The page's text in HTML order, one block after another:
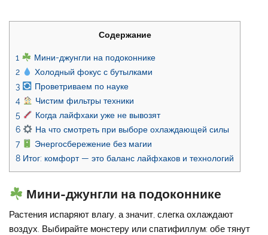
Содержание
1
Мини-джунгли на подоконнике
2
Холодный фокус с бутылками
3
Проветриваем по науке
4
Чистим фильтры техники
5
Когда лайфхаки уже не вывозят
6
На что смотреть при выборе охлаждающей силы
7
Энергосбережение без магии
8 Итог: комфорт — это баланс лайфхаков и технологий
Мини-джунгли на подоконнике
Растения испаряют влагу, а значит, слегка охлаждают
воздух. Выбирайте монстеру или спатифиллум: обе тянут